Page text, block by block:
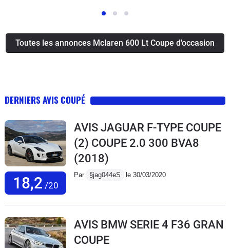
Toutes les annonces Mclaren 600 Lt Coupe d'occasion
DERNIERS AVIS COUPÉ
18,2 /20
AVIS JAGUAR F-TYPE COUPE
(2) COUPE 2.0 300 BVA8
(2018)
Par §jag044eS le 30/03/2020
AVIS BMW SERIE 4 F36 GRAN
COUPE